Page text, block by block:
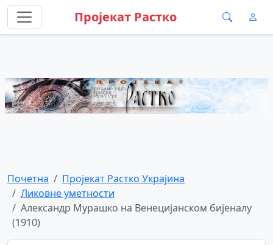
Пројекат Растко
Почетна
Пројекат Растко Украјина
Ликовне уметности
Александр Мурашко на Венецијанском бијеналу
(1910)